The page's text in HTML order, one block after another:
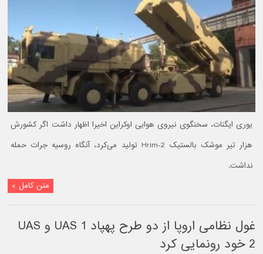
یوری ایگنات، سخنگوی نیروی هوایی اوکراین اخیرا اظهار داشت اگر کشورش
هزار تیر موشک بالستیک Hrim-2 تولید می‌کرد، آنگاه روسیه جرات حمله
نداشت.
متن کامل »
غول نظامی اروپا از دو طرح پهپاد UAS 1 و UAS
2 خود رونمایی کرد